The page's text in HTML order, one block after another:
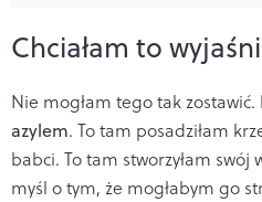
Chciałam to
Nie mogłam tego tak zostawić.
azylem. To tam posadziłam
babci. To tam stworzyłam swój
myśl o tym, że mogłabym go